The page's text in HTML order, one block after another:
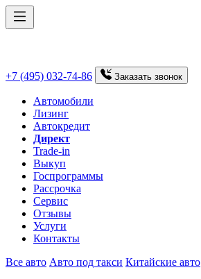
+7 (495) 032-74-86 Заказать звонок
Автомобили
Лизинг
Автокредит
Директ
Trade-in
Выкуп
Госпрограммы
Рассрочка
Сервис
Отзывы
Услуги
Контакты
Все авто Авто под такси Китайские авто